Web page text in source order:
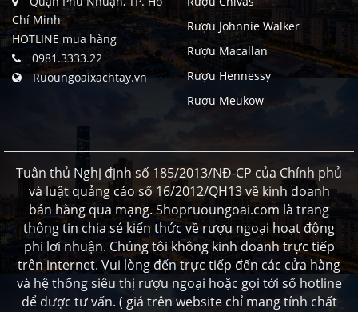
Chí Minh
HOTLINE mua hàng
0981.3333.22
Ruoungoaixachtay.vn
Rượu Johnnie Walker
Rượu Macallan
Rượu Hennessy
Rượu Meukow
Tuân thủ Nghị định số 185/2013/NĐ-CP của Chính phủ
và luật quảng cáo số 16/2012/QH13 về kinh doanh
bán hàng qua mạng. Shopruoungoai.com là trang
thông tin chia sẻ kiến thức về rượu ngoại hoạt động
phi lơi nhuận. Chúng tôi không kinh doanh trực tiếp
trên internet. Vui lòng đến trực tiếp đến các cửa hàng
và hệ thống siêu thị rượu ngoại hoặc gọi tới số hotline
để được tư vấn. ( giá trên website chỉ mang tính chất